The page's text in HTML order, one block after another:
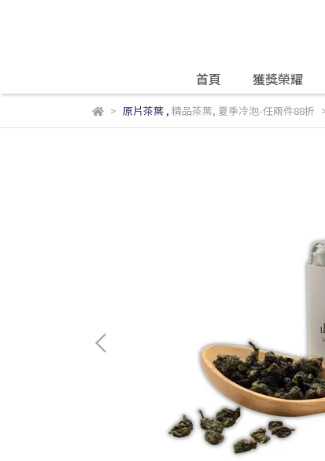
首頁 獲獎榮耀
原片茶葉, 精品茶葉, 夏季冷泡-任兩件88折